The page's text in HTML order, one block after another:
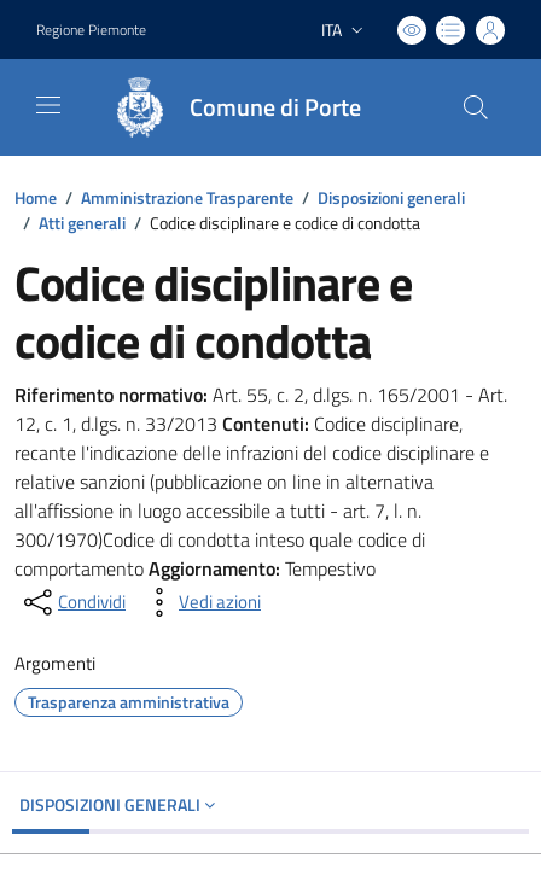
Regione Piemonte Lingua attiva:
ITA
Comune di Porte
Home / Amministrazione Trasparente / Disposizioni generali
/ Atti generali / Codice disciplinare e codice di condotta
Codice disciplinare e
codice di condotta
Riferimento normativo: Art. 55, c. 2, d.lgs. n. 165/2001 - Art.
12, c. 1, d.lgs. n. 33/2013 Contenuti: Codice disciplinare,
recante l'indicazione delle infrazioni del codice disciplinare e
relative sanzioni (pubblicazione on line in alternativa
all'affissione in luogo accessibile a tutti - art. 7, l. n.
300/1970)Codice di condotta inteso quale codice di
comportamentoAggiornamento: Tempestivo
Condividi Vedi azioni
Argomenti
Trasparenza amministrativa
DISPOSIZIONI GENERALI